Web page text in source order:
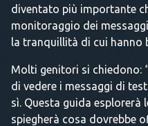
diventato più importante
monitoraggio dei
la tranquillità di cui hanno
Molti genitori si chiedono:
di vedere i messaggi di
sì. Questa guida
spiegherà cosa dovrebbe